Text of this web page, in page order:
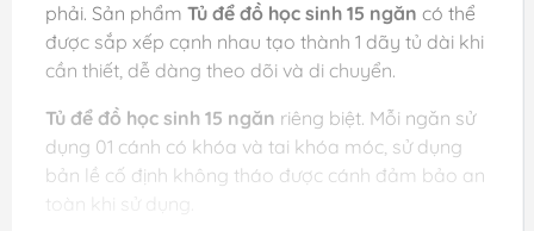
phải. Sản phẩm Tủ để đồ học sinh 15 ngăn có thể
được sắp xếp cạnh nhau tạo thành 1 dãy tủ dài khi
cần thiết, dễ dàng theo dõi và di chuyển.
Tủ để đồ học sinh 15 ngăn riêng biệt. Mỗi ngăn sử
dụng 01 cánh có khóa và tai khóa móc, sử dụng
bản lề cố định không tháo được cánh đảm bảo an
toàn khi sử dụng.